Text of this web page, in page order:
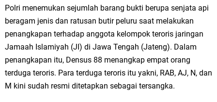
Polri menemukan sejumlah barang bukti berupa senjata api
beragam jenis dan ratusan butir peluru saat melakukan
penangkapan terhadap anggota kelompok teroris jaringan
Jamaah Islamiyah (JI) di Jawa Tengah (Jateng). Dalam
penangkapan itu, Densus 88 menangkap empat orang
terduga teroris. Para terduga teroris itu yakni, RAB, AJ, N, dan
M kini sudah resmi ditetapkan sebagai tersangka.